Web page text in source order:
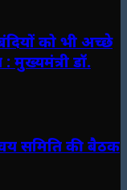
को भी अच्छे
मुख्यमंत्री डॉ.
समिति की बैठक